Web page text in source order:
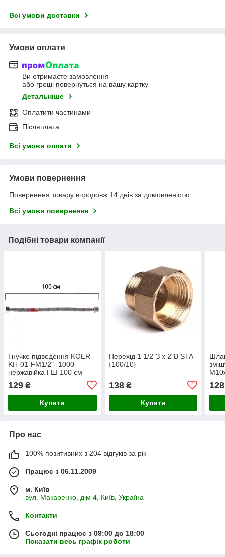
Всі умови доставки
Умови оплати
Ви отримаєте замовлення
або гроші повернуться на вашу картку
Детальніше
Оплатити частинами
Післяплата
Всі умови оплати
Умови повернення
Повернення товару впродовж 14 днів за домовленістю
Всі умови повернення
Подібні товари компанії
Гнучке підведення KOER
KH-01-FM1/2"- 1000
нержавійка ГШ-100 см
129 ₴
Купити
Перехід 1 1/2"З x 2"В STA
{100/10}
138₴
Купити
128
Про нас
100% позитивних з 204 відгуків за рік
Працює з 06.11.2009
м. Київ
вул. Макаренко, дім 4, Київ, Україна
Контакти
Сьогодні працює з 09:00 до 18:00
Показати весь графік роботи